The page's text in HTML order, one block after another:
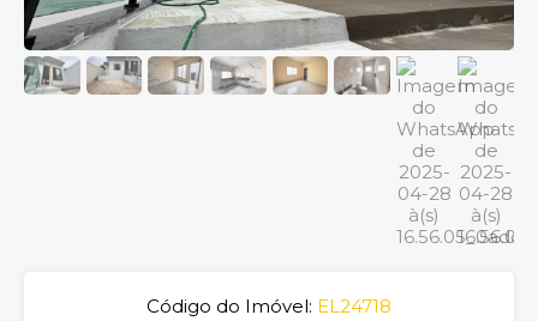
Código do Imóvel: EL24718